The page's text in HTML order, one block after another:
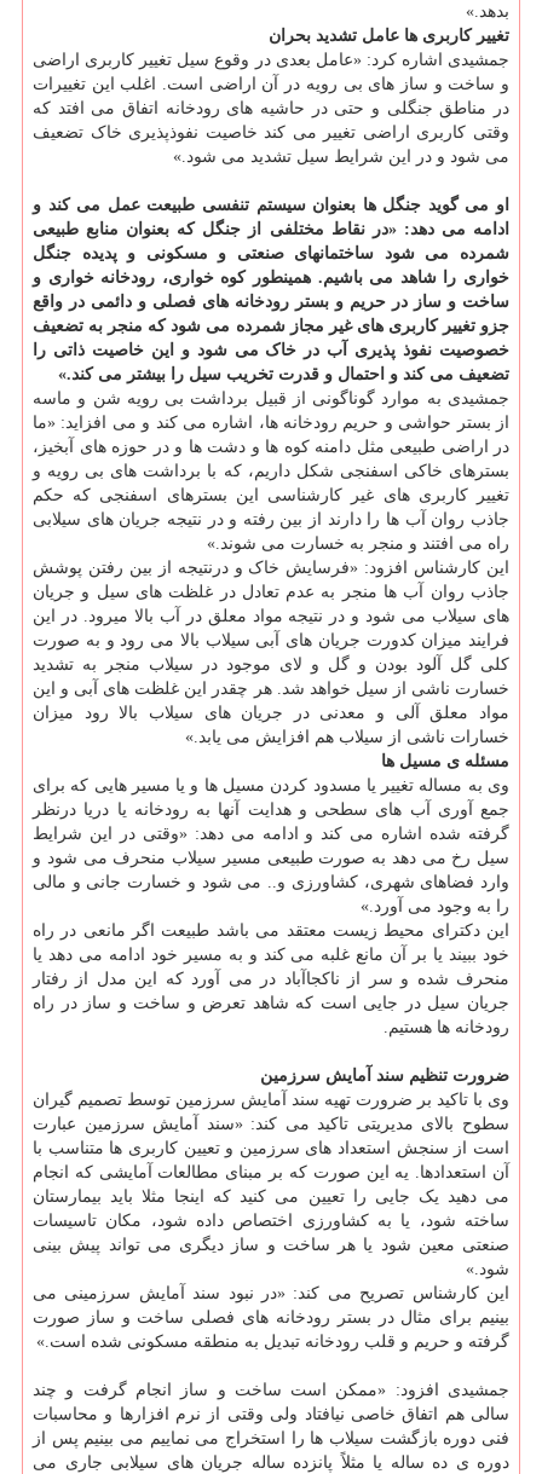
بدهد.»
تغییر کاربری ها عامل تشدید بحران
جمشیدی اشاره کرد: «عامل بعدی در وقوع سیل تغییر کاربری اراضی
و ساخت و ساز های بی رویه در آن اراضی است. اغلب این تغییرات
در مناطق جنگلی و حتی در حاشیه های رودخانه اتفاق می افتد که
وقتی کاربری اراضی تغییر می کند خاصیت نفوذپذیری خاک تضعیف
می شود و در این شرایط سیل تشدید می شود.»
او می گوید جنگل ها بعنوان سیستم تنفسی طبیعت عمل می کند و
ادامه می دهد: «در نقاط مختلفی از جنگل که بعنوان منابع طبیعی
شمرده می شود ساختمانهای صنعتی و مسکونی و پدیده جنگل
خواری را شاهد می باشیم. همینطور کوه خواری، رودخانه خواری و
ساخت و ساز در حریم و بستر رودخانه های فصلی و دائمی در واقع
جزو تغییر کاربری های غیر مجاز شمرده می شود که منجر به تضعیف
خصوصیت نفوذ پذیری آب در خاک می شود و این خاصیت ذاتی را
تضعیف می کند و احتمال و قدرت تخریب سیل را بیشتر می کند.»
جمشیدی به موارد گوناگونی از قبیل برداشت بی رویه شن و ماسه
از بستر حواشی و حریم رودخانه ها، اشاره می کند و می افزاید: «ما
در اراضی طبیعی مثل دامنه کوه ها و دشت ها و در حوزه های آبخیز،
بسترهای خاکی اسفنجی شکل داریم، که با برداشت های بی رویه و
تغییر کاربری های غیر کارشناسی این بسترهای اسفنجی که حکم
جاذب روان آب ها را دارند از بین رفته و در نتیجه جریان های سیلابی
راه می افتند و منجر به خسارت می شوند.»
این کارشناس افزود: «فرسایش خاک و درنتیجه از بین رفتن پوشش
جاذب روان آب ها منجر به عدم تعادل در غلظت های سیل و جریان
های سیلاب می شود و در نتیجه مواد معلق در آب بالا میرود. در این
فرایند میزان کدورت جریان های آبی سیلاب بالا می رود و به صورت
کلی گل آلود بودن و گل و لای موجود در سیلاب منجر به تشدید
خسارت ناشی از سیل خواهد شد. هر چقدر این غلظت های آبی و این
مواد معلق آلی و معدنی در جریان های سیلاب بالا رود میزان
خسارات ناشی از سیلاب هم افزایش می یابد.»
مسئله ی مسیل ها
وی به مساله تغییر یا مسدود کردن مسیل ها و یا مسیر هایی که برای
جمع آوری آب های سطحی و هدایت آنها به رودخانه یا دریا درنظر
گرفته شده اشاره می کند و ادامه می دهد: «وقتی در این شرایط
سیل رخ می دهد به صورت طبیعی مسیر سیلاب منحرف می شود و
وارد فضاهای شهری، کشاورزی و.. می شود و خسارت جانی و مالی
را به وجود می آورد.»
این دکترای محیط زیست معتقد می باشد طبیعت اگر مانعی در راه
خود ببیند یا بر آن مانع غلبه می کند و به مسیر خود ادامه می دهد یا
منحرف شده و سر از ناکجاآباد در می آورد که این مدل از رفتار
جریان سیل در جایی است که شاهد تعرض و ساخت و ساز در راه
رودخانه ها هستیم.
ضرورت تنظیم سند آمایش سرزمین
وی با تاکید بر ضرورت تهیه سند آمایش سرزمین توسط تصمیم گیران
سطوح بالای مدیریتی تاکید می کند: «سند آمایش سرزمین عبارت
است از سنجش استعداد های سرزمین و تعیین کاربری ها متناسب با
آن استعدادها. یه این صورت که بر مبنای مطالعات آمایشی که انجام
می دهید یک جایی را تعیین می کنید که اینجا مثلا باید بیمارستان
ساخته شود، یا به کشاورزی اختصاص داده شود، مکان تاسیسات
صنعتی معین شود یا هر ساخت و ساز دیگری می تواند پیش بینی
شود.»
این کارشناس تصریح می کند: «در نبود سند آمایش سرزمینی می
بینیم برای مثال در بستر رودخانه های فصلی ساخت و ساز صورت
گرفته و حریم و قلب رودخانه تبدیل به منطقه مسکونی شده است.»
جمشیدی افزود: «ممکن است ساخت و ساز انجام گرفت و چند
سالی هم اتفاق خاصی نیافتاد ولی وقتی از نرم افزارها و محاسبات
فنی دوره بازگشت سیلاب ها را استخراج می نماییم می بینیم پس از
دوره ی ده ساله یا مثلاً پانزده ساله جریان های سیلابی جاری می